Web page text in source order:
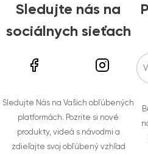
Sledujte nás na
sociálnych sieťach
Sledujte Nás na Vašich obľúbených
platformách. Pozrite si nové
produkty, videá s návodmi a
zdieľajte svoj obľúbený vzhľad